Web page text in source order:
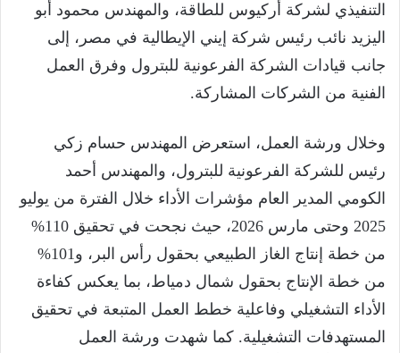
التنفيذي لشركة أركيوس للطاقة، والمهندس محمود أبو
اليزيد نائب رئيس شركة إيني الإيطالية في مصر، إلى
جانب قيادات الشركة الفرعونية للبترول وفرق العمل
الفنية من الشركات المشاركة.
وخلال ورشة العمل، استعرض المهندس حسام زكي
رئيس للشركة الفرعونية للبترول، والمهندس أحمد
الكومي المدير العام مؤشرات الأداء خلال الفترة من يوليو
2025 وحتى مارس 2026، حيث نجحت في تحقيق 110%
من خطة إنتاج الغاز الطبيعي بحقول رأس البر، و101%
من خطة الإنتاج بحقول شمال دمياط، بما يعكس كفاءة
الأداء التشغيلي وفاعلية خطط العمل المتبعة في تحقيق
المستهدفات التشغيلية. كما شهدت ورشة العمل